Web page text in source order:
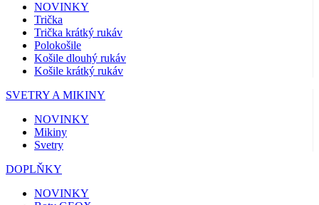
NOVINKY
Trička
Trička krátký rukáv
Polokošile
Košile dlouhý rukáv
Košile krátký rukáv
SVETRY A MIKINY
NOVINKY
Mikiny
Svetry
DOPLŇKY
NOVINKY